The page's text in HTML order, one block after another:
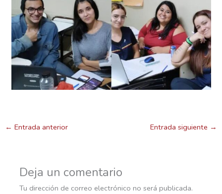
← Entrada anterior Entrada siguiente →
Deja un comentario
Tu dirección de correo electrónico no será publicada.